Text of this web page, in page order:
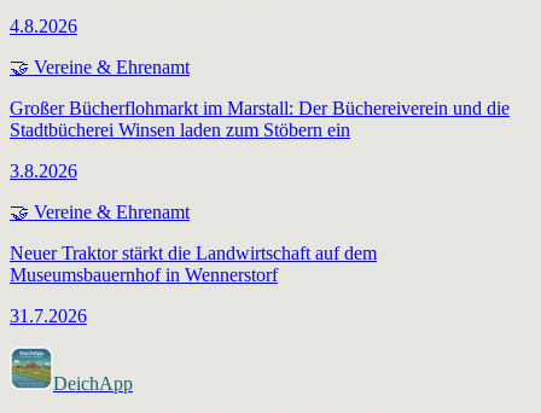
4.8.2026
🤝 Vereine & Ehrenamt
Großer Bücherflohmarkt im Marstall: Der Büchereiverein und die
Stadtbücherei Winsen laden zum Stöbern ein
3.8.2026
🤝 Vereine & Ehrenamt
Neuer Traktor stärkt die Landwirtschaft auf dem
Museumsbauernhof in Wennerstorf
31.7.2026
DeichApp